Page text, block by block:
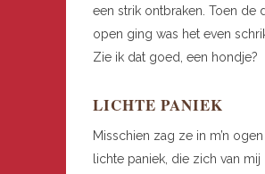
een strik ontbraken. Toen de
open ging was het even
Zie ik dat goed, een hondje?
LICHTE PANIEK
Misschien zag ze in m’n
lichte paniek, die zich van mij